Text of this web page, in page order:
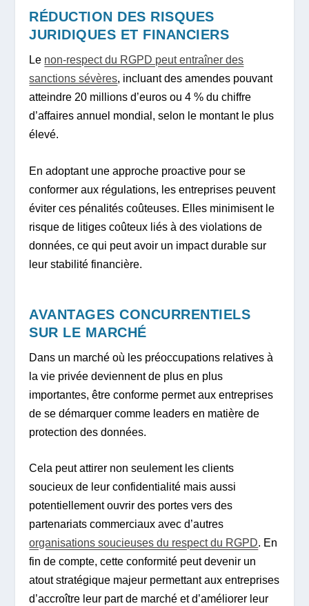
RÉDUCTION DES RISQUES
JURIDIQUES ET FINANCIERS
Le non-respect du RGPD peut entraîner des
sanctions sévères, incluant des amendes pouvant
atteindre 20 millions d’euros ou 4 % du chiffre
d’affaires annuel mondial, selon le montant le plus
élevé.
En adoptant une approche proactive pour se
conformer aux régulations, les entreprises peuvent
éviter ces pénalités coûteuses. Elles minimisent le
risque de litiges coûteux liés à des violations de
données, ce qui peut avoir un impact durable sur
leur stabilité financière.
AVANTAGES CONCURRENTIELS
SUR LE MARCHÉ
Dans un marché où les préoccupations relatives à
la vie privée deviennent de plus en plus
importantes, être conforme permet aux entreprises
de se démarquer comme leaders en matière de
protection des données.
Cela peut attirer non seulement les clients
soucieux de leur confidentialité mais aussi
potentiellement ouvrir des portes vers des
partenariats commerciaux avec d’autres
organisations soucieuses du respect du RGPD. En
fin de compte, cette conformité peut devenir un
atout stratégique majeur permettant aux entreprises
d’accroître leur part de marché et d’améliorer leur